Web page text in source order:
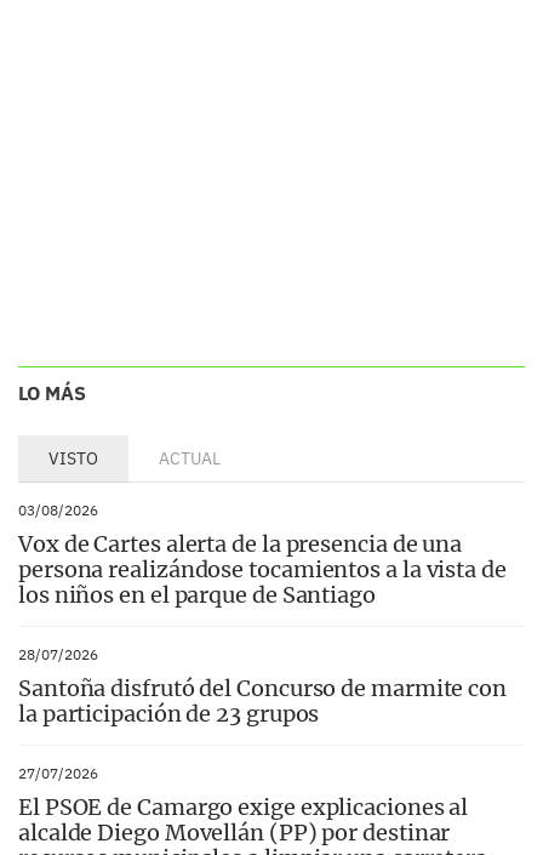
LO MÁS
VISTO ACTUAL
03/08/2026
Vox de Cartes alerta de la presencia de una
persona realizándose tocamientos a la vista de
los niños en el parque de Santiago
28/07/2026
Santoña disfrutó del Concurso de marmite con
la participación de 23 grupos
27/07/2026
El PSOE de Camargo exige explicaciones al
alcalde Diego Movellán (PP) por destinar